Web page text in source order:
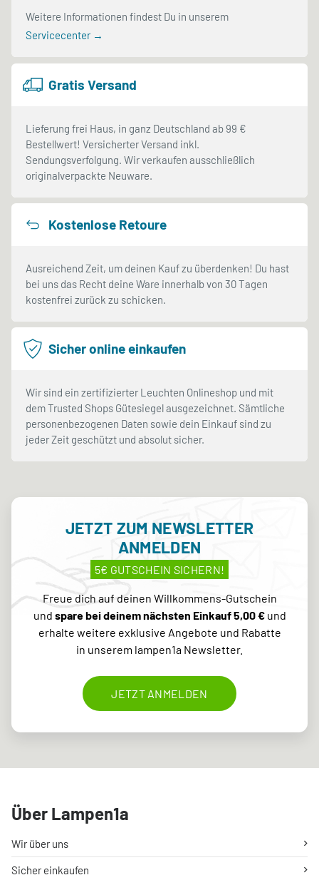
Weitere Informationen findest Du in unserem
Servicecenter →
Gratis Versand
Lieferung frei Haus, in ganz Deutschland ab 99 €
Bestellwert! Versicherter Versand inkl.
Sendungsverfolgung. Wir verkaufen ausschließlich
originalverpackte Neuware.
Kostenlose Retoure
Ausreichend Zeit, um deinen Kauf zu überdenken! Du hast
bei uns das Recht deine Ware innerhalb von 30 Tagen
kostenfrei zurück zu schicken.
Sicher online einkaufen
Wir sind ein zertifizierter Leuchten Onlineshop und mit
dem Trusted Shops Gütesiegel ausgezeichnet. Sämtliche
personenbezogenen Daten sowie dein Einkauf sind zu
jeder Zeit geschützt und absolut sicher.
JETZT ZUM NEWSLETTER
ANMELDEN
5€ GUTSCHEIN SICHERN!
Freue dich auf deinen Willkommens-Gutschein
und spare bei deinem nächsten Einkauf 5,00 €und
erhalte weitere exklusive Angebote und Rabatte
in unserem lampen1a Newsletter.
JETZT ANMELDEN
Über Lampen1a
Wir über uns
Sicher einkaufen